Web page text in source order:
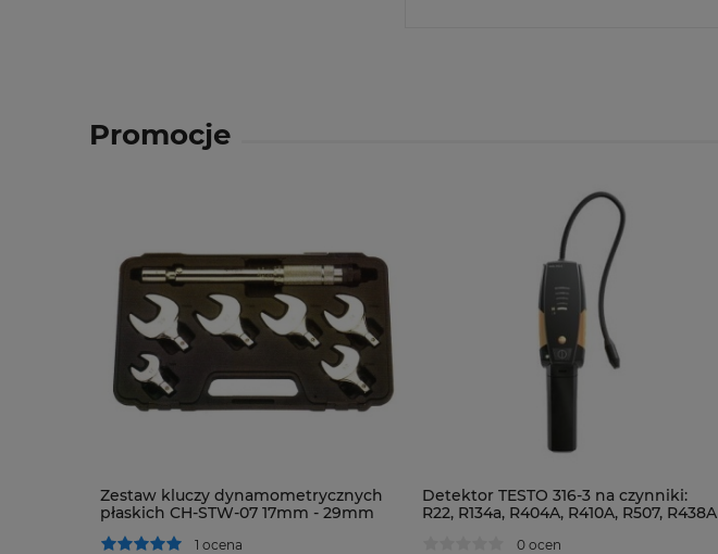
Promocje
Zestaw kluczy dynamometrycznych
płaskich CH-STW-07 17mm - 29mm
1 ocena
Detektor TESTO 316-3 na czynniki:
R22, R134a, R404A, R410A, R507, R438A
0 ocen